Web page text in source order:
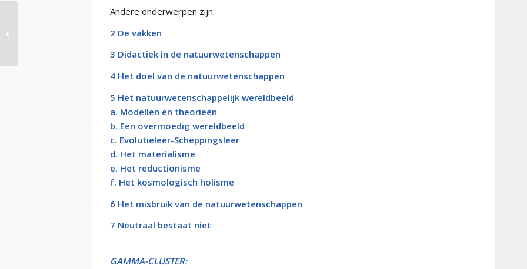
Andere onderwerpen zijn:
2 De vakken
3 Didactiek in de natuurwetenschappen
4 Het doel van de natuurwetenschappen
5 Het natuurwetenschappelijk wereldbeeld
a. Modellen en theorieën
b. Een overmoedig wereldbeeld
c. Evolutieleer-Scheppingsleer
d. Het materialisme
e. Het reductionisme
f. Het kosmologisch holisme
6 Het misbruik van de natuurwetenschappen
7 Neutraal bestaat niet
GAMMA-CLUSTER: